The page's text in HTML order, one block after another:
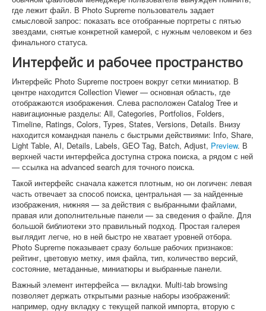
где лежит файл. В Photo Supreme пользователь задает
смысловой запрос: показать все отобранные портреты с пятью
звездами, снятые конкретной камерой, с нужным человеком и без
финального статуса.
Интерфейс и рабочее пространство
Интерфейс Photo Supreme построен вокруг сетки миниатюр. В
центре находится Collection Viewer — основная область, где
отображаются изображения. Слева расположен Catalog Tree и
навигационные разделы: All, Categories, Portfolios, Folders,
Timeline, Ratings, Colors, Types, States, Versions, Details. Внизу
находится командная панель с быстрыми действиями: Info, Share,
Light Table, AI, Details, Labels, GEO Tag, Batch, Adjust, Preview. В
верхней части интерфейса доступна строка поиска, а рядом с ней
— ссылка на advanced search для точного поиска.
Такой интерфейс сначала кажется плотным, но он логичен: левая
часть отвечает за способ поиска, центральная — за найденные
изображения, нижняя — за действия с выбранными файлами,
правая или дополнительные панели — за сведения о файле. Для
большой библиотеки это правильный подход. Простая галерея
выглядит легче, но в ней быстро не хватает уровней отбора.
Photo Supreme показывает сразу больше рабочих признаков:
рейтинг, цветовую метку, имя файла, тип, количество версий,
состояние, метаданные, миниатюры и выбранные панели.
Важный элемент интерфейса — вкладки. Multi-tab browsing
позволяет держать открытыми разные наборы изображений:
например, одну вкладку с текущей папкой импорта, вторую с